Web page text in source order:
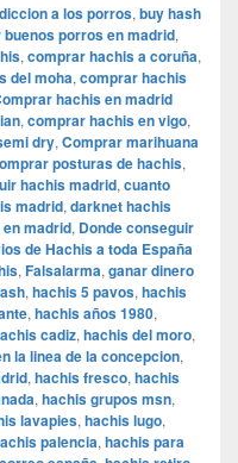
a los porros, buy hash
porros en madrid,
, comprar hachis a coruña,
del moha, comprar hachis
hachis en madrid
, comprar hachis en vigo,
dry, Comprar marihuana
posturas de hachis,
hachis madrid, cuanto
madrid, darknet hachis
madrid, Donde conseguir
de Hachis a toda España
, Falsalarma, ganar dinero
, hachis 5 pavos, hachis
, hachis años 1980,
cadiz, hachis del moro,
la linea de la concepcion,
, hachis fresco, hachis
, hachis grupos msn,
lavapies, hachis lugo,
palencia, hachis para